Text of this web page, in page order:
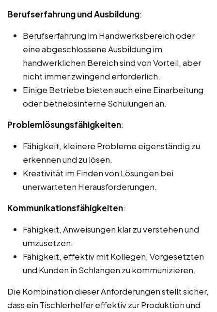
Berufserfahrung und Ausbildung:
Berufserfahrung im Handwerksbereich oder
eine abgeschlossene Ausbildung im
handwerklichen Bereich sind von Vorteil, aber
nicht immer zwingend erforderlich.
Einige Betriebe bieten auch eine Einarbeitung
oder betriebsinterne Schulungen an.
Problemlösungsfähigkeiten:
Fähigkeit, kleinere Probleme eigenständig zu
erkennen und zu lösen.
Kreativität im Finden von Lösungen bei
unerwarteten Herausforderungen.
Kommunikationsfähigkeiten:
Fähigkeit, Anweisungen klar zu verstehen und
umzusetzen.
Fähigkeit, effektiv mit Kollegen, Vorgesetzten
und Kunden in Schlangen zu kommunizieren.
Die Kombination dieser Anforderungen stellt sicher,
dass ein Tischlerhelfer effektiv zur Produktion und